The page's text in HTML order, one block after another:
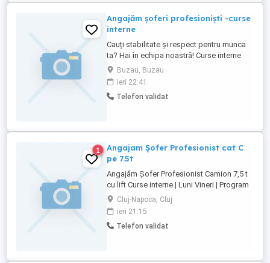
Angajăm șoferi profesioniști -curse
interne
Cauți stabilitate și respect pentru munca
ta? Hai în echipa noastră! Curse interne
fără plecări externe Program organizat și
predictibil Salariu atractiv + bonusuri de
performanță Plată la timp, fără întârzieri
Camioane bine întreținute Suport constant
Buzau, Buzau
ieri 22:41
Telefon validat
1
Angajam Șofer Profesionist cat C
pe 7.5t
Angajăm Șofer Profesionist Camion 7,5 t
cu lift Curse interne | Luni Vineri | Program
stabil Căutăm un șofer responsabil și
serios, pentru un camion de 7,5 tone cu
lift, într-un mediu de lucru corect, stabil și
respectuos. Acest post este unul
Cluj-Napoca, Cluj
ieri 21:15
Telefon validat